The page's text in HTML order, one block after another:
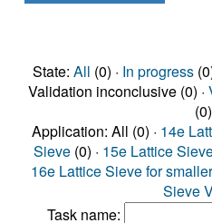
State: All (0) · In progress
Validation inconclusive (0) ·
(0)
Application: All (0) · 14e
Sieve (0) · 15e Lattice
16e Lattice Sieve for
Sieve
Task name: